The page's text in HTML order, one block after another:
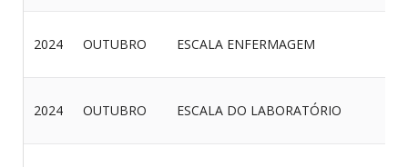
2024 OUTUBRO ESCALA ENFERMAGEM
2024 OUTUBRO ESCALA DO LABORATÓRIO